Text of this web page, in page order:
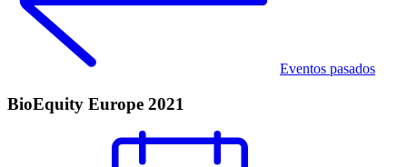
Eventos pasados
BioEquity Europe 2021